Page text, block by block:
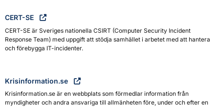
CERT-SE
CERT-SE är Sveriges nationella CSIRT (Computer Security Incident
Response Team) med uppgift att stödja samhället i arbetet med att hantera
och förebygga IT-incidenter.
Krisinformation.se
Krisinformation.se är en webbplats som förmedlar information från
myndigheter och andra ansvariga till allmänheten före, under och efter en